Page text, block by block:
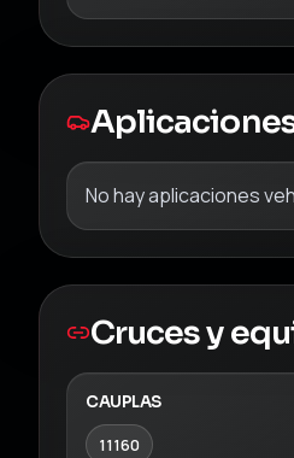
No hay aplicaciones
Cruces y
CAUPLAS
11160